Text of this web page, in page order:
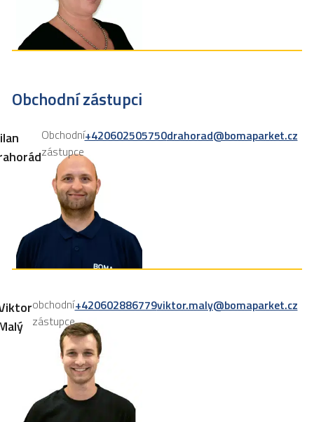
Obchodní zástupci
Obchodní
zástupce
+420602505750drahorad@bomaparket.cz
obchodní
zástupce
+420602886779viktor.maly@bomaparket.cz